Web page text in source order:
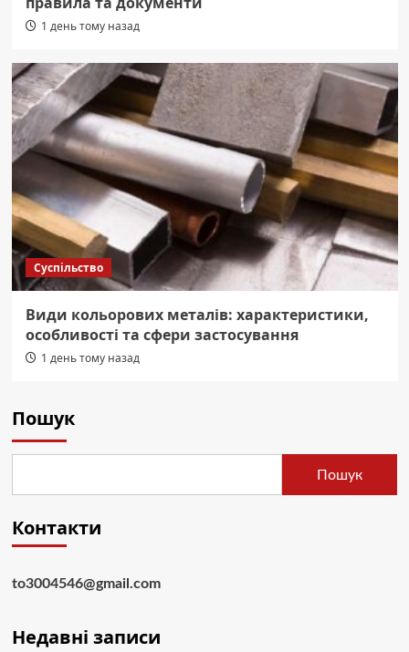
1 день тому назад
Суспільство
Види кольорових металів: характеристики,
особливості та сфери застосування
1 день тому назад
Пошук
Пошук
Контакти
to3004546@gmail.com
Недавні записи